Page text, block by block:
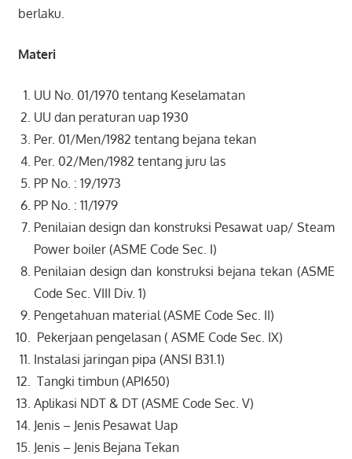
berlaku.
Materi
UU No. 01/1970 tentang Keselamatan
UU dan peraturan uap 1930
Per. 01/Men/1982 tentang bejana tekan
Per. 02/Men/1982 tentang juru las
PP No. : 19/1973
PP No. : 11/1979
Penilaian design dan konstruksi Pesawat uap/ Steam
Power boiler (ASME Code Sec. I)
Penilaian design dan konstruksi bejana tekan (ASME
Code Sec. VIII Div. 1)
Pengetahuan material (ASME Code Sec. II)
Pekerjaan pengelasan ( ASME Code Sec. IX)
Instalasi jaringan pipa (ANSI B31.1)
Tangki timbun (API650)
Aplikasi NDT & DT (ASME Code Sec. V)
Jenis – Jenis Pesawat Uap
Jenis – Jenis Bejana Tekan